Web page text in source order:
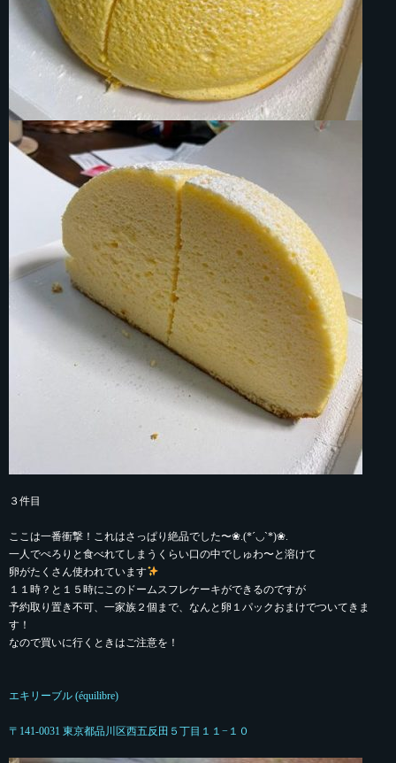
３件目
ここは一番衝撃！これはさっぱり絶品でした〜❀.(*´◡`*)❀.
一人でぺろりと食べれてしまうくらい口の中でしゅわ〜と溶けて
卵がたくさん使われています
１１時？と１５時にこのドームスフレケーキができるのですが
予約取り置き不可、一家族２個まで、なんと卵１パックおまけでついてきま
す！
なので買いに行くときはご注意を！
エキリーブル (équilibre)
〒141-0031 東京都品川区西五反田５丁目１１−１０